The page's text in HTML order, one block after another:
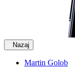
Nazaj
Martin Golob